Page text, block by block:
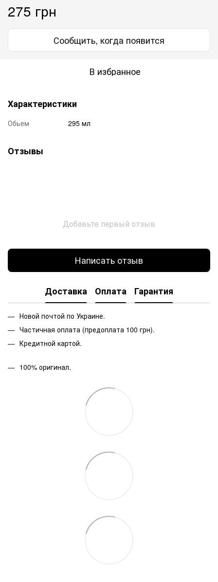
275 грн
Сообщить, когда появится
В избранное
Характеристики
Обьем 295 мл
Отзывы
Добавьте первый отзыв
Написать отзыв
Доставка Оплата Гарантия
Новой почтой по Украине.
Частичная оплата (предоплата 100 грн).
Кредитной картой.
100% оригинал.